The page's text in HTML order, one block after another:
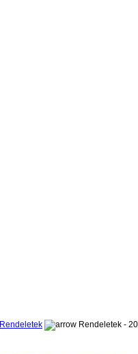
Rendeletek
Rendeletek -